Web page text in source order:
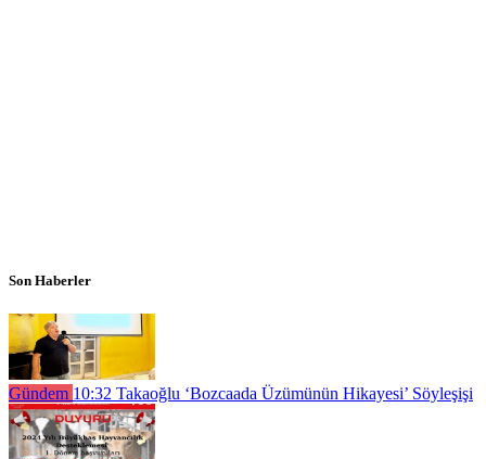
Son Haberler
Gündem 10:32 Takaoğlu ‘Bozcaada Üzümünün Hikayesi’ Söyleşişi